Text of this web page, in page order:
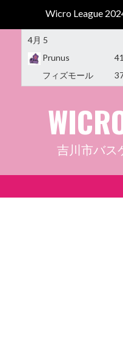
Wicro League
4月 5
Prunus
41
フィズモール
吉川市バス